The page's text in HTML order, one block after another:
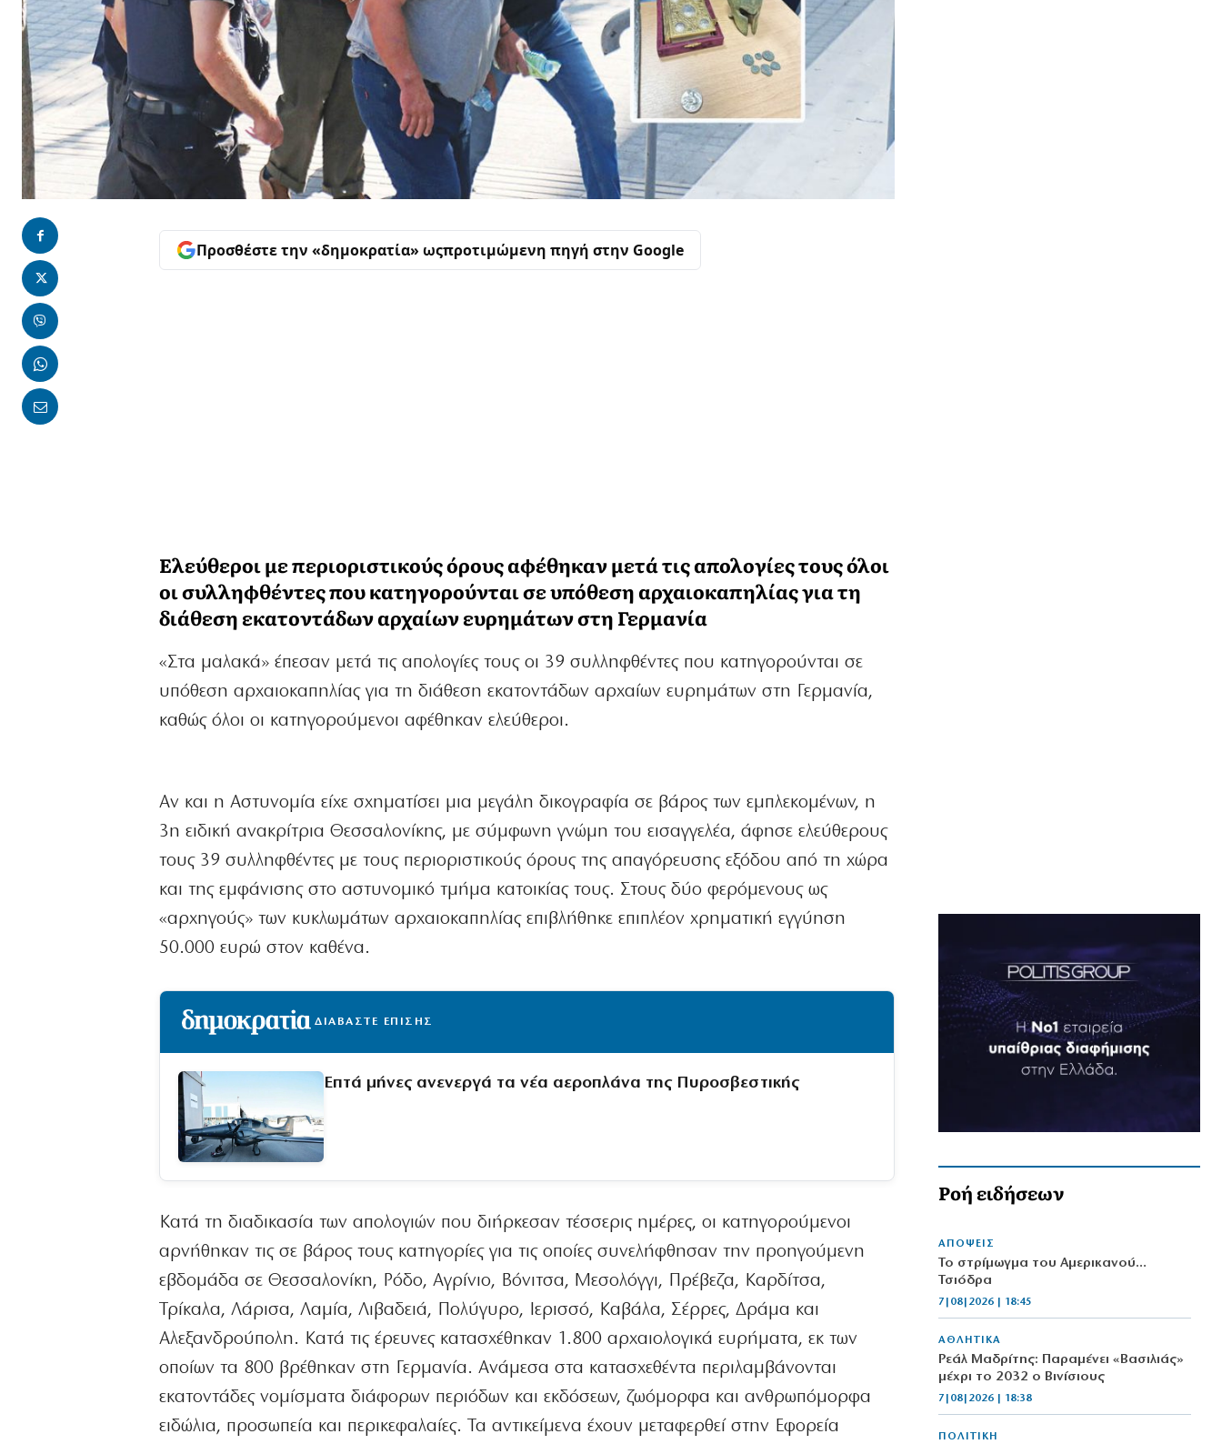
Προσθέστε την «δημοκρατία» ωςπροτιμώμενη πηγή στην Google
Ελεύθεροι με περιοριστικούς όρους αφέθηκαν μετά τις απολογίες τους όλοι
οι συλληφθέντες που κατηγορούνται σε υπόθεση αρχαιοκαπηλίας για τη
διάθεση εκατοντάδων αρχαίων ευρημάτων στη Γερμανία
«Στα μαλακά» έπεσαν μετά τις απολογίες τους οι 39 συλληφθέντες που κατηγορούνται σε
υπόθεση αρχαιοκαπηλίας για τη διάθεση εκατοντάδων αρχαίων ευρημάτων στη Γερμανία,
καθώς όλοι οι κατηγορούμενοι αφέθηκαν ελεύθεροι.
Αν και η Αστυνομία είχε σχηματίσει μια μεγάλη δικογραφία σε βάρος των εμπλεκομένων, η
3η ειδική ανακρίτρια Θεσσαλονίκης, με σύμφωνη γνώμη του εισαγγελέα, άφησε ελεύθερους
τους 39 συλληφθέντες με τους περιοριστικούς όρους της απαγόρευσης εξόδου από τη χώρα
και της εμφάνισης στο αστυνομικό τμήμα κατοικίας τους. Στους δύο φερόμενους ως
«αρχηγούς» των κυκλωμάτων αρχαιοκαπηλίας επιβλήθηκε επιπλέον χρηματική εγγύηση
50.000 ευρώ στον καθένα.
ΔΙΑΒΑΣΤΕ ΕΠΙΣΗΣ
Επτά μήνες ανενεργά τα νέα αεροπλάνα της Πυροσβεστικής
Κατά τη διαδικασία των απολογιών που διήρκεσαν τέσσερις ημέρες, οι κατηγορούμενοι
αρνήθηκαν τις σε βάρος τους κατηγορίες για τις οποίες συνελήφθησαν την προηγούμενη
εβδομάδα σε Θεσσαλονίκη, Ρόδο, Αγρίνιο, Βόνιτσα, Μεσολόγγι, Πρέβεζα, Καρδίτσα,
Τρίκαλα, Λάρισα, Λαμία, Λιβαδειά, Πολύγυρο, Ιερισσό, Καβάλα, Σέρρες, Δράμα και
Αλεξανδρούπολη. Κατά τις έρευνες κατασχέθηκαν 1.800 αρχαιολογικά ευρήματα, εκ των
οποίων τα 800 βρέθηκαν στη Γερμανία. Ανάμεσα στα κατασχεθέντα περιλαμβάνονται
εκατοντάδες νομίσματα διάφορων περιόδων και εκδόσεων, ζωόμορφα και ανθρωπόμορφα
ειδώλια, προσωπεία και περικεφαλαίες. Τα αντικείμενα έχουν μεταφερθεί στην Εφορεία
Ροή ειδήσεων
ΑΠΟΨΕΙΣ
Το στρίμωγμα του Αμερικανού…
Τσιόδρα
7|08|2026 | 18:45
ΑΘΛΗΤΙΚΑ
Ρεάλ Μαδρίτης: Παραμένει «Βασιλιάς»
μέχρι το 2032 ο Βινίσιους
7|08|2026 | 18:38
ΠΟΛΙΤΙΚΗ